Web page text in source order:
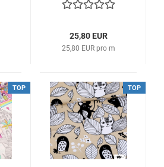
Stoffonkel
25,80 EUR
25,80 EUR pro m
TOP TOP